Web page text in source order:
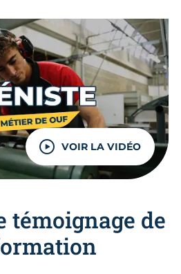
VOIR LA VIDÉO
témoignage de